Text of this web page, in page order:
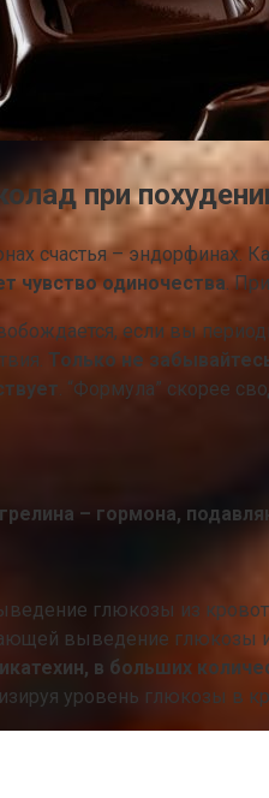
при
счастья – эндорфинах.
чувство одиночества .
если вы
Только не
. “Формула” скорее
– гормона,
глюкозы из
выведение глюкозы
в больших
уровень глюкозы в